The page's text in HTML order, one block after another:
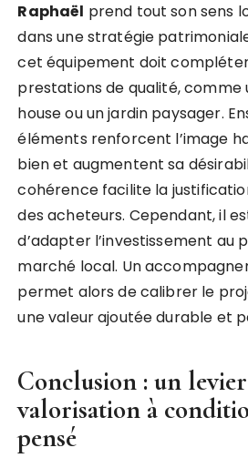
Raphaël prend tout son sens
dans une stratégie
cet équipement doit compléter
prestations de qualité, comme
house ou un jardin paysager.
éléments renforcent l’image
bien et augmentent sa
cohérence facilite la
des acheteurs. Cependant, il
d’adapter l’investissement au
marché local. Un
permet alors de calibrer le
une valeur ajoutée durable et
Conclusion : un
valorisation à
pensé